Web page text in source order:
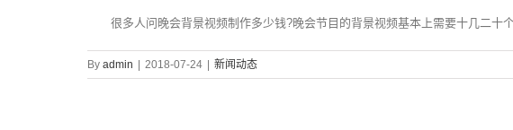
很多人问晚会背景视频制作多少钱?晚会节目的背景视频基本上需要十几二十
By admin 2018-07-24 新闻动态